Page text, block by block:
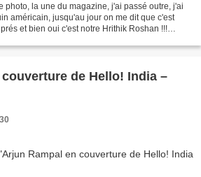
photo, la une du magazine, j'ai passé outre, j'ai
américain, jusqu'au jour on me dit que c'est
et bien oui c'est notre Hrithik Roshan !!!
de Hello! India –